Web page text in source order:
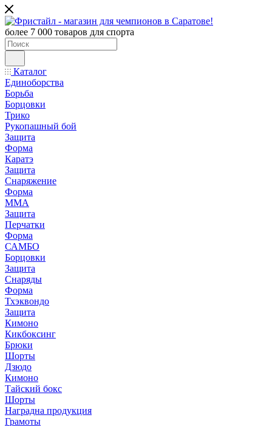
более 7 000 товаров для спорта
Каталог
Единоборства
Борьба
Борцовки
Трико
Рукопашный бой
Защита
Форма
Каратэ
Защита
Снаряжение
Форма
ММА
Защита
Перчатки
Форма
САМБО
Борцовки
Защита
Снаряды
Форма
Тхэквондо
Защита
Кимоно
Кикбоксинг
Брюки
Шорты
Дзюдо
Кимоно
Тайский бокс
Шорты
Наградна продукция
Грамоты